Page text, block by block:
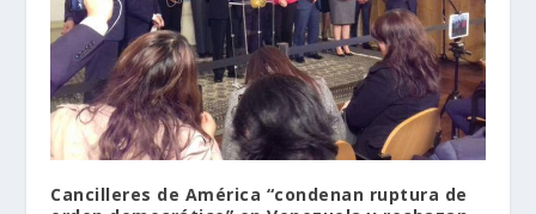
Cancilleres de América “condenan ruptura de